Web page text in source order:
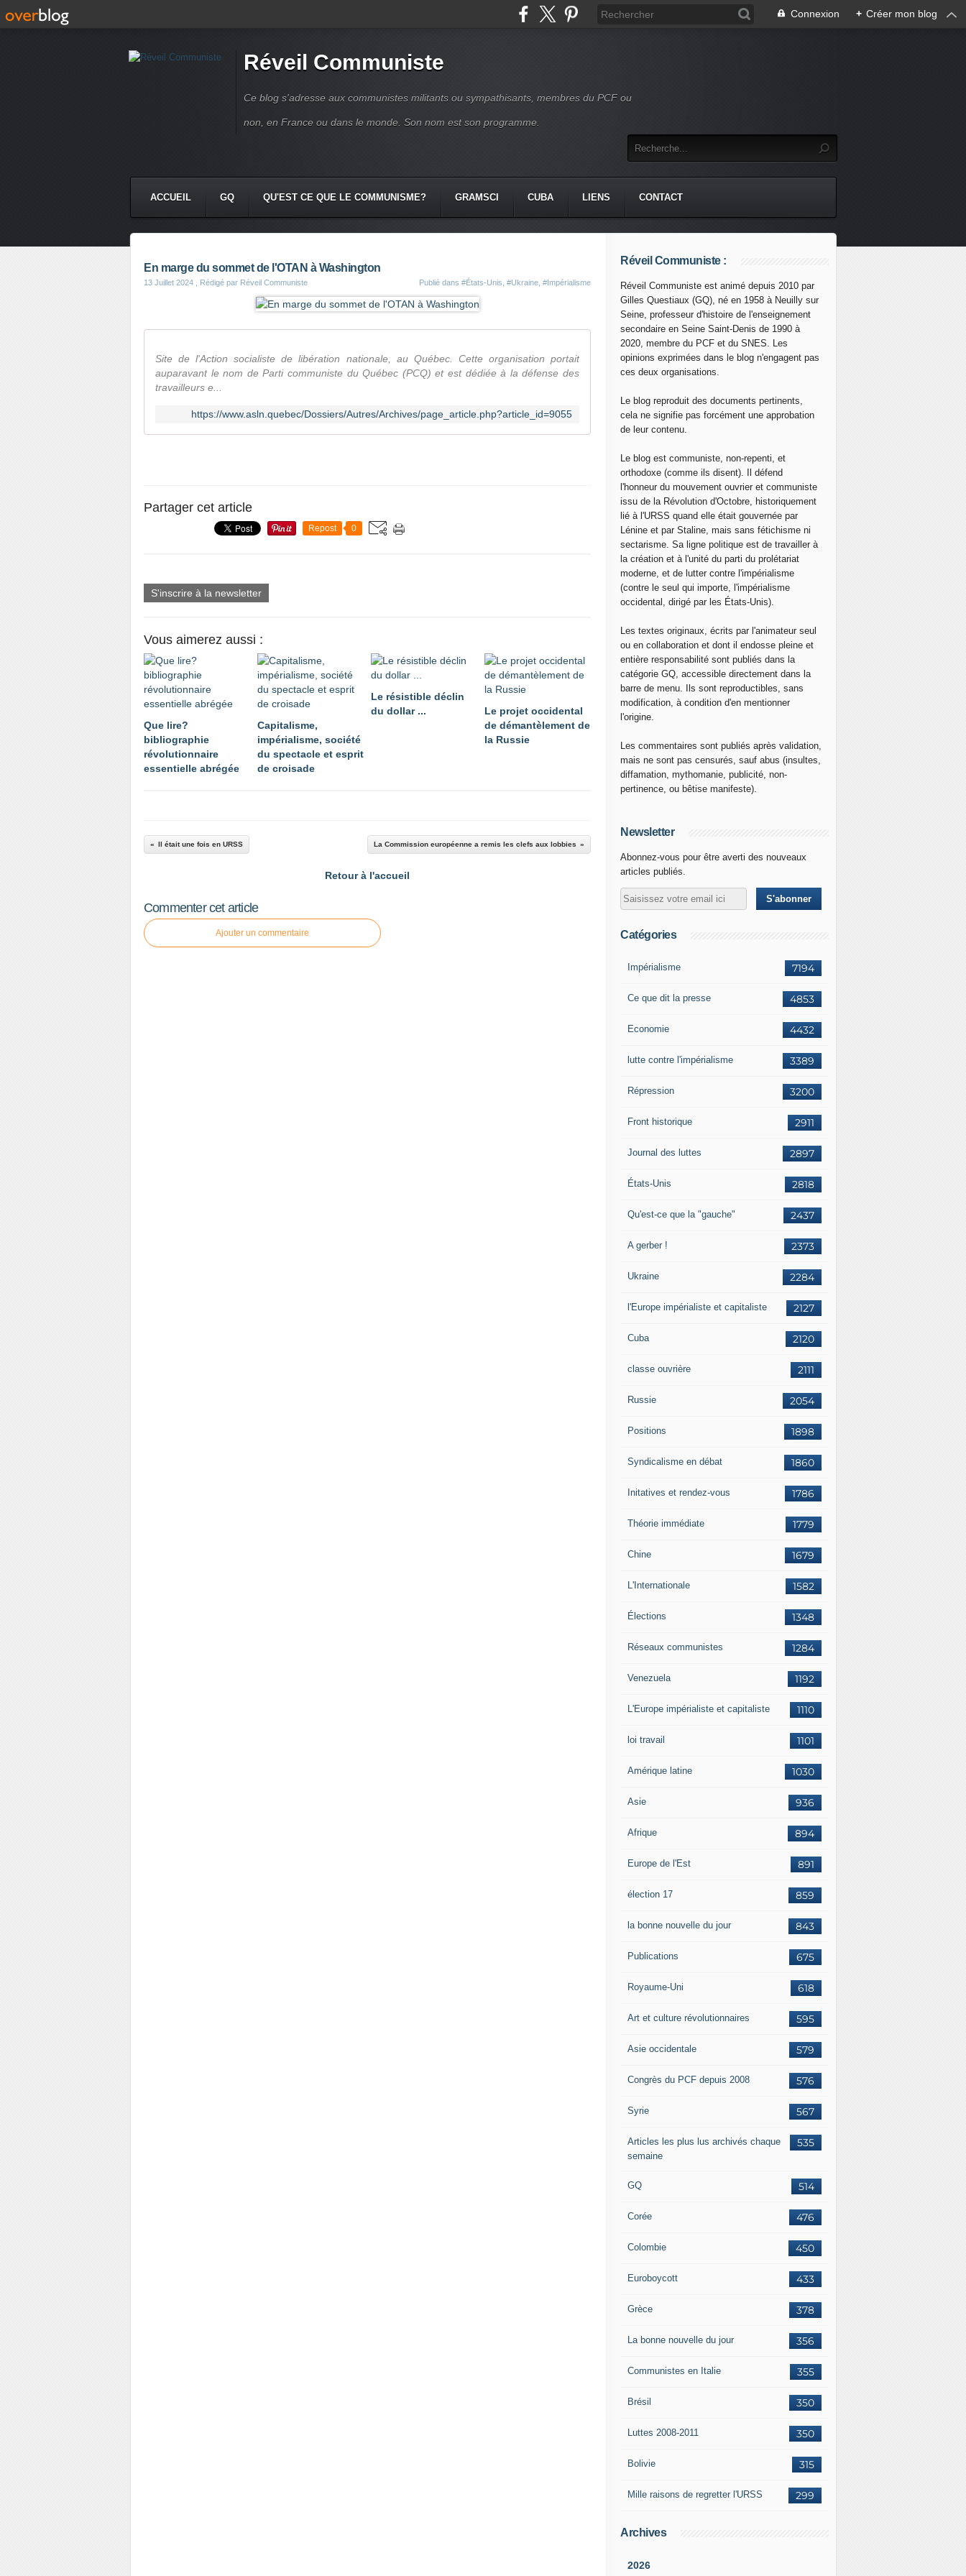
Connexion + Créer mon blog
Réveil Communiste
Ce blog s'adresse aux communistes militants ou sympathisants, membres du PCF ou
non, en France ou dans le monde. Son nom est son programme.
ACCUEIL GQ QU'EST CE QUE LE COMMUNISME? GRAMSCI CUBA LIENS CONTACT
En marge du sommet de l'OTAN à Washington
13 Juillet 2024 , Rédigé par Réveil Communiste Publié dans #États-Unis #Ukraine #Impérialisme
Site de l'Action socialiste de libération nationale, au Québec. Cette organisation portait
auparavant le nom de Parti communiste du Québec (PCQ) et est dédiée à la défense des
travailleurs e...
https://www.asln.quebec/Dossiers/Autres/Archives/page_article.php?article_id=9055
Partager cet article
Repost 0
S'inscrire à la newsletter
Vous aimerez aussi :
Que lire?
bibliographie
révolutionnaire
essentielle abrégée
Capitalisme,
impérialisme, société
du spectacle et esprit
de croisade
Le résistible déclin
du dollar ...
Le projet occidental
de démantèlement de
la Russie
Il était une fois en URSS La Commission européenne a remis les clefs aux lobbies
Retour à l'accueil
Commenter cet article
Ajouter un commentaire
Réveil Communiste :
Réveil Communiste est animé depuis 2010 par
Gilles Questiaux (GQ), né en 1958 à Neuilly sur
Seine, professeur d'histoire de l'enseignement
secondaire en Seine Saint-Denis de 1990 à
2020, membre du PCF et du SNES. Les
opinions exprimées dans le blog n'engagent pas
ces deux organisations.
Le blog reproduit des documents pertinents,
cela ne signifie pas forcément une approbation
de leur contenu.
Le blog est communiste, non-repenti, et
orthodoxe (comme ils disent). Il défend
l'honneur du mouvement ouvrier et communiste
issu de la Révolution d'Octobre, historiquement
lié à l'URSS quand elle était gouvernée par
Lénine et par Staline, mais sans fétichisme ni
sectarisme. Sa ligne politique est de travailler à
la création et à l'unité du parti du prolétariat
moderne, et de lutter contre l'impérialisme
(contre le seul qui importe, l'impérialisme
occidental, dirigé par les États-Unis).
Les textes originaux, écrits par l'animateur seul
ou en collaboration et dont il endosse pleine et
entière responsabilité sont publiés dans la
catégorie GQ, accessible directement dans la
barre de menu. Ils sont reproductibles, sans
modification, à condition d'en mentionner
l'origine.
Les commentaires sont publiés après validation,
mais ne sont pas censurés, sauf abus (insultes,
diffamation, mythomanie, publicité, non-
pertinence, ou bêtise manifeste).
Newsletter
Abonnez-vous pour être averti des nouveaux
articles publiés.
Catégories
7194
Impérialisme
4853
Ce que dit la presse
4432
Economie
3389
lutte contre l'impérialisme
3200
Répression
2911
Front historique
2897
Journal des luttes
2818
États-Unis
2437
Qu'est-ce que la "gauche"
2373
A gerber !
2284
Ukraine
2127
l'Europe impérialiste et capitaliste
2120
Cuba
2111
classe ouvrière
2054
Russie
1898
Positions
1860
Syndicalisme en débat
1786
Initatives et rendez-vous
1779
Théorie immédiate
1679
Chine
1582
L'Internationale
1348
Élections
1284
Réseaux communistes
1192
Venezuela
1110
L'Europe impérialiste et capitaliste
1101
loi travail
1030
Amérique latine
936
Asie
894
Afrique
891
Europe de l'Est
859
élection 17
843
la bonne nouvelle du jour
675
Publications
618
Royaume-Uni
595
Art et culture révolutionnaires
579
Asie occidentale
576
Congrès du PCF depuis 2008
567
Syrie
535
Articles les plus lus archivés chaque
semaine
514
GQ
476
Corée
450
Colombie
433
Euroboycott
378
Grèce
356
La bonne nouvelle du jour
355
Communistes en Italie
350
Brésil
350
Luttes 2008-2011
315
Bolivie
299
Mille raisons de regretter l'URSS
Archives
2026